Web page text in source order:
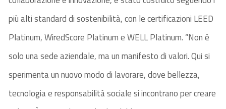
più alti standard di sostenibilità, con le certificazioni LEED
Platinum, WiredScore Platinum e WELL Platinum. “Non è
solo una sede aziendale, ma un manifesto di valori. Qui si
sperimenta un nuovo modo di lavorare, dove bellezza,
tecnologia e responsabilità sociale si incontrano per creare